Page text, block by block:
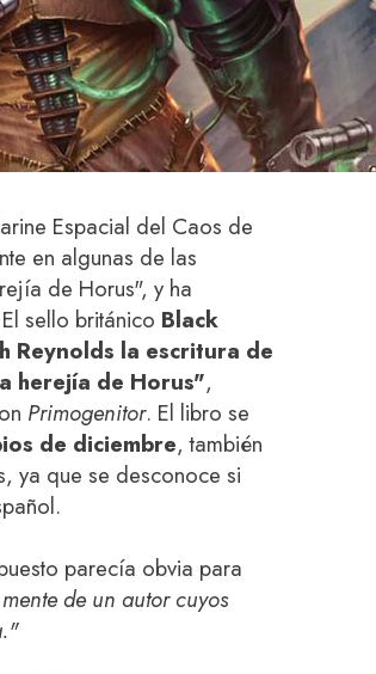
Espacial del Caos de
en algunas de las
de Horus", y ha
sello británico Black
Reynolds la escritura de
herejía de Horus",
Primogenitor. El libro se
de diciembre, también
ya que se desconoce si
parecía obvia para
de un autor cuyos